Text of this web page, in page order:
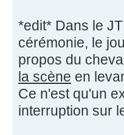
*edit* Dans le
cérémonie, le
propos du
la scène en
Ce n'est qu'un
interruption sur